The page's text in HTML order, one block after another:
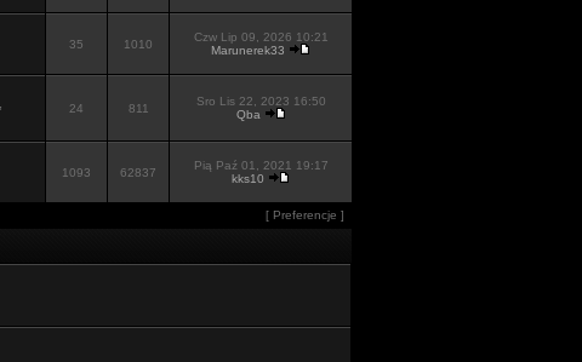
35 1010
Czw Lip 09, 2026 10:21
Marunerek33
24 811
Sro Lis 22, 2023 16:50
Qba
1093
62837
Pią Paź 01, 2021 19:17
kks10
[ Preferencje ]